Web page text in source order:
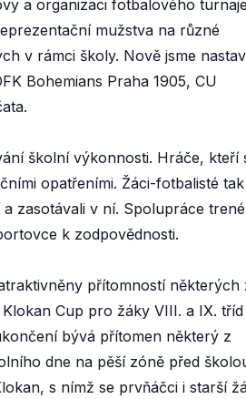
a organizaci fotbalového
mužstva na různé
v rámci školy. Nově jsme
Bohemians Praha 1905, CU
školní výkonnosti. Hráče, kteří
opatřeními. Žáci-fotbalisté tak
zasotávali v ní. Spolupráce
k zodpovědnosti.
přítomností některých
Cup pro žáky VIII. a IX. tříd
bývá přítomen některý z
dne na pěší zóně před
s nímž se prvňáčci i starší